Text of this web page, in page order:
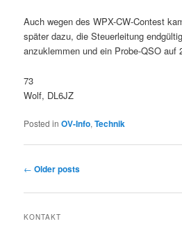
Auch wegen des WPX-CW-Contest
später dazu, die Steuerleitung
anzuklemmen und ein Probe-QSO auf
73
Wolf, DL6JZ
Posted in OV-Info,Technik
Post
← Older posts
KONTAKT